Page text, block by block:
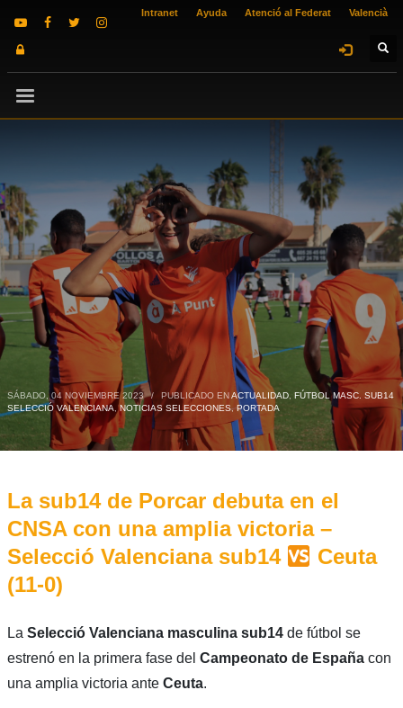
Intranet Ayuda Atenció al Federat Valencià
SÁBADO, 04 NOVIEMBRE 2023 / PUBLICADO EN ACTUALIDAD, FÚTBOL MASC. SUB14
SELECCIÓ VALENCIANA,NOTICIAS SELECCIONES,PORTADA
La sub14 de Porcar debuta en el
CNSA con una amplia victoria –
Selecció Valenciana sub14
Ceuta
(11-0)
La Selecció Valenciana masculina sub14de fútbol se
estrenó en la primera fase del Campeonato de Españacon
una amplia victoria ante Ceuta.